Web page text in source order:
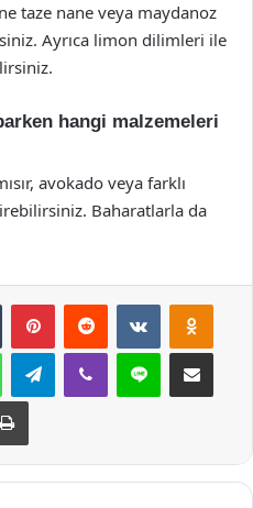
taze nane veya maydanoz
Ayrıca limon dilimleri ile
hangi malzemeleri
avokado veya farklı
Baharatlarla da
Tumblr PinterestReddit VKontakte
WhatsAppTelegramViber Line E-Posta ile
Yazdır